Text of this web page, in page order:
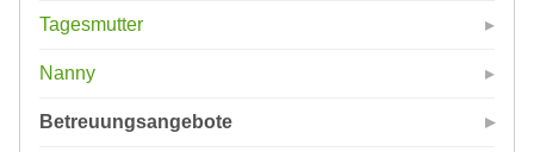
Tagesmutter
Nanny
Betreuungsangebote